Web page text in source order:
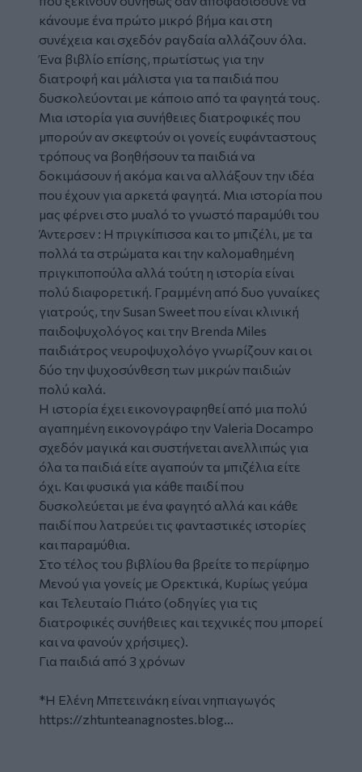
κάνουμε ένα πρώτο μικρό βήμα και στη
συνέχεια και σχεδόν ραγδαία αλλάζουν όλα.
Ένα βιβλίο επίσης, πρωτίστως για την
διατροφή και μάλιστα για τα παιδιά που
δυσκολεύονται με κάποιο από τα φαγητά τους.
Μια ιστορία για συνήθειες διατροφικές που
μπορούν αν σκεφτούν οι γονείς ευφάνταστους
τρόπους να βοηθήσουν τα παιδιά να
δοκιμάσουν ή ακόμα και να αλλάξουν την ιδέα
που έχουν για αρκετά φαγητά. Μια ιστορία που
μας φέρνει στο μυαλό το γνωστό παραμύθι του
Άντερσεν : Η πριγκίπισσα και το μπιζέλι, με τα
πολλά τα στρώματα και την καλομαθημένη
πριγκιποπούλα αλλά τούτη η ιστορία είναι
πολύ διαφορετική. Γραμμένη από δυο γυναίκες
γιατρούς, την Susan Sweetπου είναι κλινική
παιδοψυχολόγος και την Brenda Miles
παιδιάτρος νευροψυχολόγο γνωρίζουν και οι
δύο την ψυχοσύνθεση των μικρών παιδιών
πολύ καλά.
Η ιστορία έχει εικονογραφηθεί από μια πολύ
αγαπημένη εικονογράφο την Valeria Docampo
σχεδόν μαγικά και συστήνεται ανελλιπώς για
όλα τα παιδιά είτε αγαπούν τα μπιζέλια είτε
όχι. Και φυσικά για κάθε παιδί που
δυσκολεύεται με ένα φαγητό αλλά και κάθε
παιδί που λατρεύει τις φανταστικές ιστορίες
και παραμύθια.
Στο τέλος του βιβλίου θα βρείτε το περίφημο
Μενού για γονείς με Ορεκτικά, Κυρίως γεύμα
και Τελευταίο Πιάτο (οδηγίες για τις
διατροφικές συνήθειες και τεχνικές που μπορεί
και να φανούν χρήσιμες).
Για παιδιά από 3 χρόνων
*Η Ελένη Μπετεινάκη είναι νηπιαγωγός
https://zhtunteanagnostes.blog...